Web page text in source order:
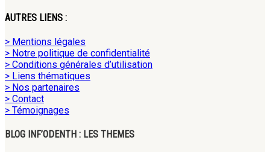
AUTRES LIENS :
> Mentions légales
> Notre politique de confidentialité
> Conditions générales d’utilisation
> Liens thématiques
> Nos partenaires
> Contact
> Témoignages
BLOG INF’ODENTH : LES THEMES